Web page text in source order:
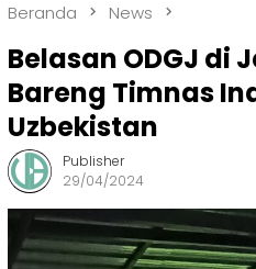
Beranda News
Belasan ODGJ di
Bareng Timnas
Uzbekistan
Publisher
29/04/2024